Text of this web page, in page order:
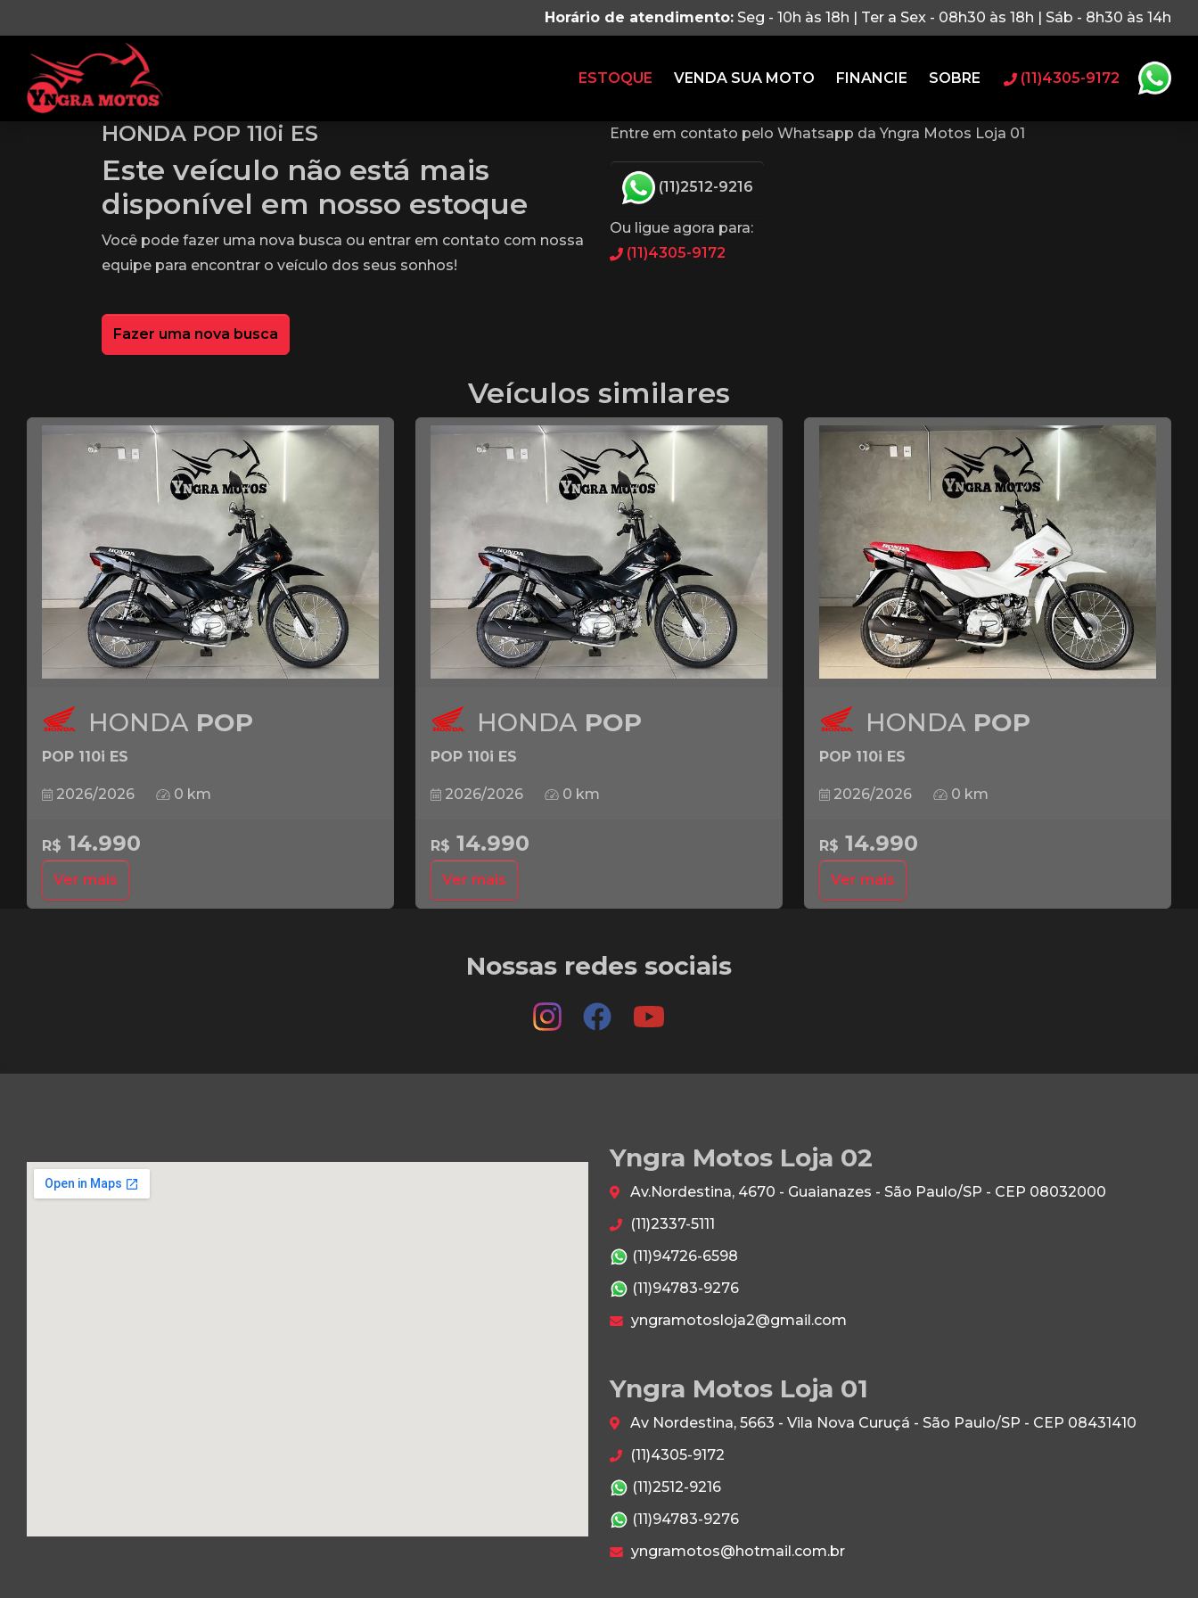
Horário de atendimento: Seg - 10h às 18h | Ter a Sex - 08h30 às 18h | Sáb - 8h30 às 14h
ESTOQUE VENDA SUA MOTO FINANCIE SOBRE (11)4305-9172
HONDA POP 110i ES
Este veículo não está mais
disponível em nosso estoque
Você pode fazer uma nova busca ou entrar em contato com nossa
equipe para encontrar o veículo dos seus sonhos!
Fazer uma nova busca
Entre em contato pelo Whatsapp da Yngra Motos Loja 01
(11)2512-9216
Ou ligue agora para:
(11)4305-9172
Veículos similares
HONDA POP
POP 110i ES
2026/2026 0 km
R$ 14.990
Ver mais
HONDA POP
POP 110i ES
2026/2026 0 km
R$ 14.990
Ver mais
HONDA POP
POP 110i ES
2026/2026 0 km
R$ 14.990
Ver mais
Nossas redes sociais
Yngra Motos Loja 02
Av.Nordestina, 4670 - Guaianazes - São Paulo/SP - CEP 08032000
(11)2337-5111
(11)94726-6598
(11)94783-9276
yngramotosloja2@gmail.com
Yngra Motos Loja 01
Av Nordestina, 5663 - Vila Nova Curuçá - São Paulo/SP - CEP 08431410
(11)4305-9172
(11)2512-9216
(11)94783-9276
yngramotos@hotmail.com.br